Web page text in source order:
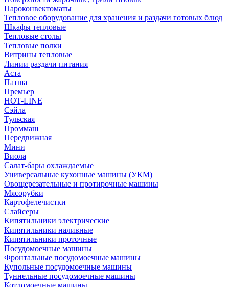
Пароконвектоматы
Тепловое оборудование для хранения и раздачи готовых блюд
Шкафы тепловые
Тепловые столы
Тепловые полки
Витрины тепловые
Линии раздачи питания
Аста
Патша
Премьер
HOT-LINE
Сэйла
Тульская
Проммаш
Передвижная
Мини
Виола
Салат-бары охлаждаемые
Универсальные кухонные машины (УКМ)
Овощерезательные и протирочные машины
Мясорубки
Картофелечистки
Слайсеры
Кипятильники электрические
Кипятильники наливные
Кипятильники проточные
Посудомоечные машины
Фронтальные посудомоечные машины
Купольные посудомоечные машины
Туннельные посудомоечные машины
Котломоечные машины